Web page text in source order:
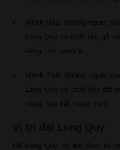
Mệnh Hỏa: Những người
Long Quy có chất liệu gỗ
vàng, tím, xanh lá.
Mệnh Thổ: Những người
Long Quy có chất liệu đất
vàng, nâu đất, vàng, cam.
Vị trí đặt Long Quy
Để Long Quy có thể đem lại